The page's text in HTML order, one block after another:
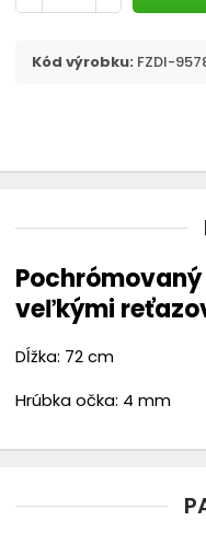
Chovateľské vysávače
Kód výrobku: FZDI-
veľkými
Dĺžka: 72 cm
Hrúbka očka: 4 mm